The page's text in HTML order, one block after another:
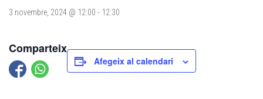
3 novembre, 2024 @ 12:00 - 12:30
Comparteix
Afegeix al calendari